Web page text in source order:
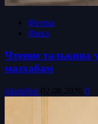
Фетвы
Фикх
Чтение талькина
мазхабам
islamdinr 02.08.2026 0